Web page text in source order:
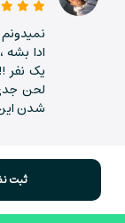
اگر هنوز شک
سؤال جواب بده:
چی تو رو محکم
اون‌وقت وقتشه
بدی. چون
خبر خوب اینه
برات خلاصه
ادا
یک نفر
لحن
شدن این
ثبت